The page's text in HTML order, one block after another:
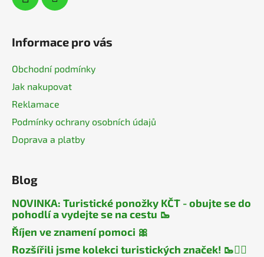
Informace pro vás
Obchodní podmínky
Jak nakupovat
Reklamace
Podmínky ochrany osobních údajů
Doprava a platby
Blog
NOVINKA: Turistické ponožky KČT - obujte se do
pohodlí a vydejte se na cestu 🥾
Říjen ve znamení pomoci 🎀
Rozšířili jsme kolekci turistických značek! 🥾🧎‍♂️